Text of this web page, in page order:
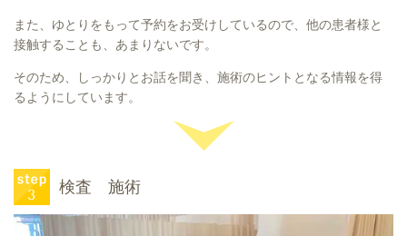
また、ゆとりをもって予約をお受けしているので、他の患者様と
接触することも、あまりないです。
そのため、しっかりとお話を聞き、施術のヒントとなる情報を得
るようにしています。
検査 施術